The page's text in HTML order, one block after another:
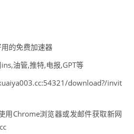
的免费加速器
油管,推特,电报,GPT等
download?/invit
用Chrome浏览器或发邮件获取新网